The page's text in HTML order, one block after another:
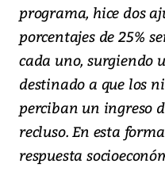
programa, hice dos
porcentajes de 25%
cada uno, surgiendo
destinado a que los
perciban un ingreso
recluso. En esta
respuesta